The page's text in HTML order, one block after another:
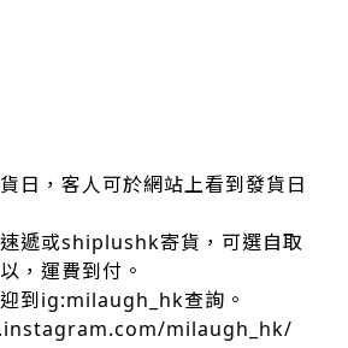
日，客人可於網站上看到發貨日
遞或shiplushk寄貨，可選自取
，運費到付。
到ig:milaugh_hk查詢。
milaugh_hk/